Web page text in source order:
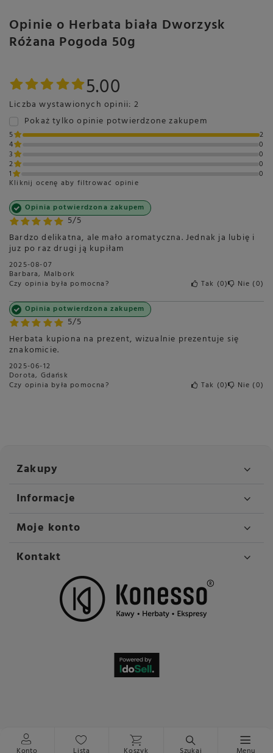
Opinie o Herbata biała Dworzysk
Różana Pogoda 50g
5.00
Liczba wystawionych opinii: 2
Pokaż tylko opinie potwierdzone zakupem
5
2
4
0
3
0
2
0
1
0
Kliknij ocenę aby filtrować opinie
5/5
Opinia potwierdzona zakupem
Bardzo delikatna, ale mało aromatyczna. Jednak ja lubię i
juz po raz drugi ją kupiłam
2025-08-07
Barbara, Malbork
Czy opinia była pomocna? Tak 0 Nie 0
5/5
Opinia potwierdzona zakupem
Herbata kupiona na prezent, wizualnie prezentuje się
znakomicie.
2025-06-12
Dorota, Gdańsk
Czy opinia była pomocna? Tak 0 Nie 0
Zakupy
Informacje
Moje konto
Kontakt